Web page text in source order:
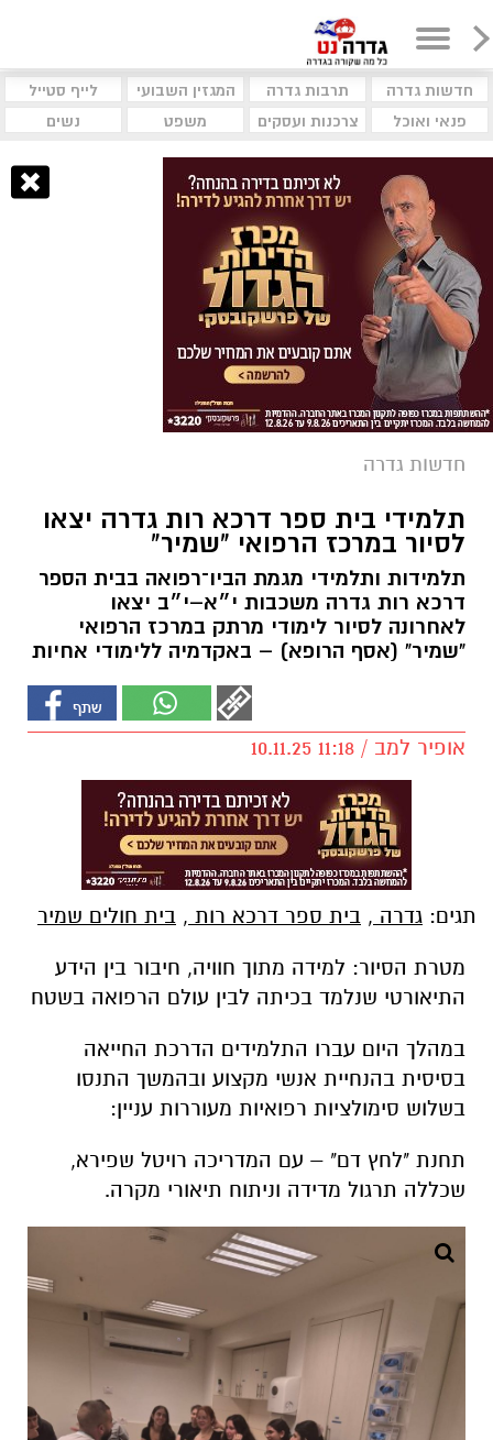
חדשות גדרה תרבות גדרה המגזין השבועי
לייף סטייל
פנאי ואוכל
צרכנות ועסקים משפט נשים
חדשות גדרה
תלמידי בית ספר דרכא רות גדרה יצאו
לסיור במרכז הרפואי "שמיר"
תלמידות ותלמידי מגמת הביו־רפואה בבית הספר
דרכא רות גדרה משכבות י״א–י״ב יצאו
לאחרונה לסיור לימודי מרתק במרכז הרפואי
"שמיר" (אסף הרופא) – באקדמיה ללימודי אחיות
אופיר למב / 11:18 10.11.25
תגים: גדרה , בית ספר דרכא רות , בית חולים שמיר
מטרת הסיור: למידה מתוך חוויה, חיבור בין הידע
התיאורטי שנלמד בכיתה לבין עולם הרפואה בשטח
במהלך היום עברו התלמידים הדרכת החייאה
בסיסית בהנחיית אנשי מקצוע ובהמשך התנסו
בשלוש סימולציות רפואיות מעוררות עניין:
תחנת "לחץ דם" – עם המדריכה רויטל שפירא,
שכללה תרגול מדידה וניתוח תיאורי מקרה.